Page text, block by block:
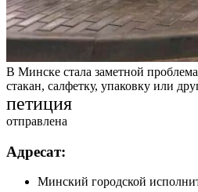
В Минске стала заметной
стакан, салфетку, упаковку или
петиция
отправлена
Адресат:
Минский городской